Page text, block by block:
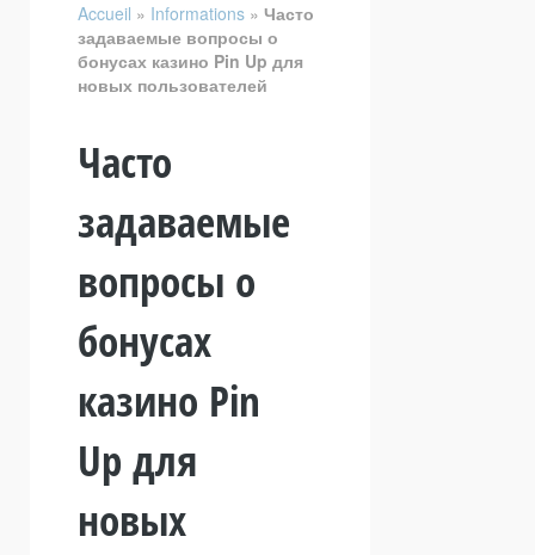
Accueil » Informations » Часто
задаваемые вопросы о
бонусах казино Pin Up для
новых пользователей
Часто
задаваемые
вопросы о
бонусах
казино Pin
Up для
новых